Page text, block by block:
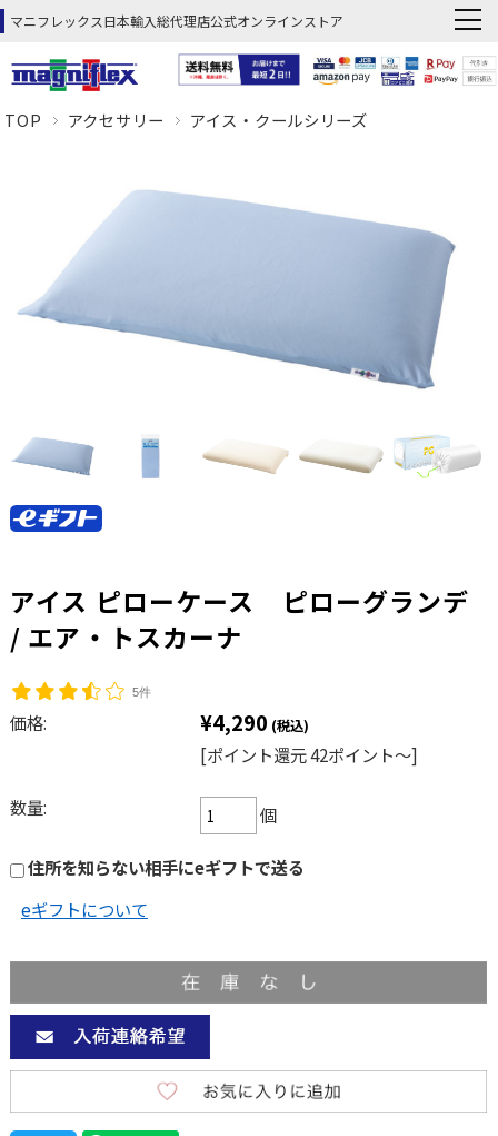
マニフレックス日本輸入総代理店公式オンラインストア
TOP アクセサリー アイス・クールシリーズ
アイス ピローケース ピローグランデ
/ エア・トスカーナ
5件
価格: ¥4,290 (税込)
[ポイント還元 42ポイント〜]
数量: 個
住所を知らない相手にeギフトで送る
eギフトについて